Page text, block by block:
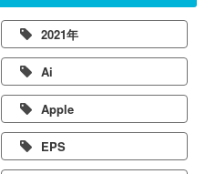
2021年
Ai
Apple
EPS